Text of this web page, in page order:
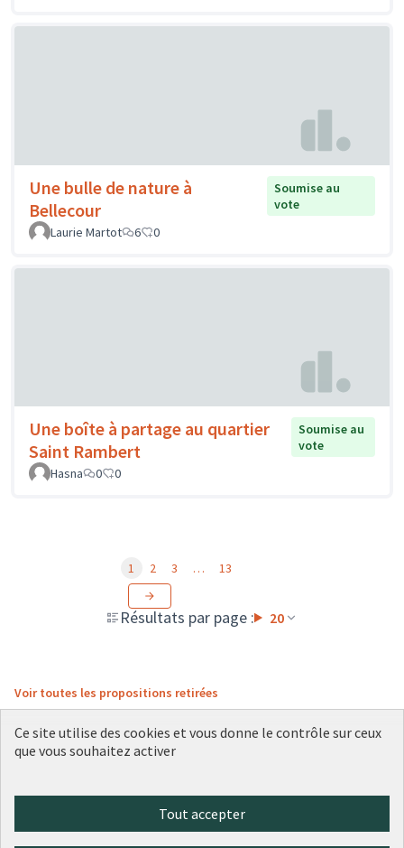
Une bulle de nature à
Bellecour
Soumise au
vote
Laurie Martot
6 0
Une boîte à partage au quartier
Saint Rambert
Soumise au
vote
Hasna
0 0
Résultats par page : 20
1 2 3 … 13
Voir toutes les propositions retirées
(Lien externe)
(Lien externe)
(Lien externe)
(Lien externe)
(Lien externe)
Ce site utilise des cookies et vous donne le contrôle sur ceux
que vous souhaitez activer
Tout accepter